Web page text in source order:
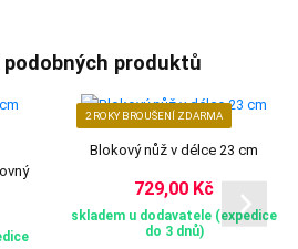
produktů
2 ROKY BROUŠENÍ ZDARMA
Blokový nůž v délce 23 cm
729,00 Kč
skladem u dodavatele (expedice
do 3 dnů)